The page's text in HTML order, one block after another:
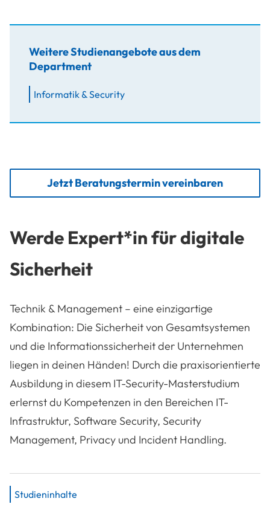
Weitere Studienangebote aus dem
Department
Informatik & Security
Jetzt Beratungstermin vereinbaren
Werde Expert*in für digitale
Sicherheit
Technik & Management – eine einzigartige
Kombination: Die Sicherheit von Gesamtsystemen
und die Informationssicherheit der Unternehmen
liegen in deinen Händen! Durch die praxisorientierte
Ausbildung in diesem IT-Security-Masterstudium
erlernst du Kompetenzen in den Bereichen IT-
Infrastruktur, Software Security, Security
Management, Privacy und Incident Handling.
Studieninhalte